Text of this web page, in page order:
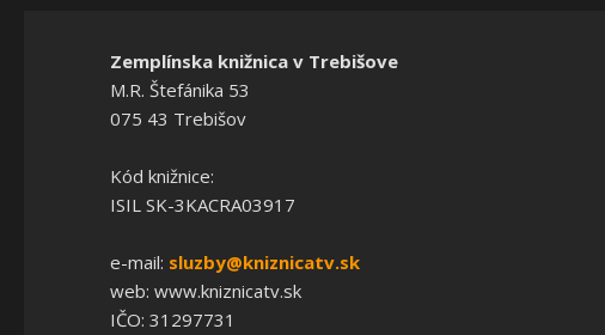
Zemplínska knižnica v Trebišove
M.R. Štefánika 53
075 43 Trebišov
Kód knižnice:
ISIL SK-3KACRA03917
e-mail: sluzby@kniznicatv.sk
web: www.kniznicatv.sk
IČO: 31297731